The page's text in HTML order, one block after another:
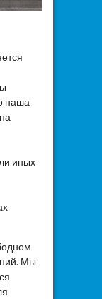
наша
иных
Мы